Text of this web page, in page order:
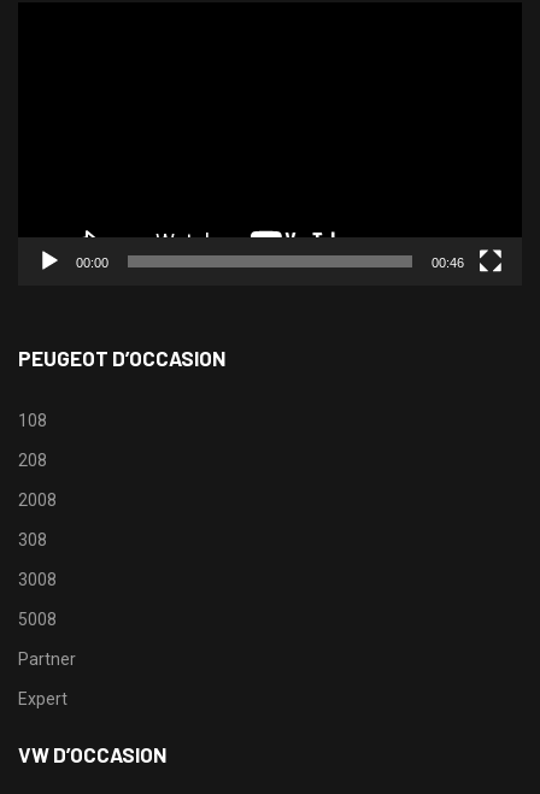
00:00 00:46
PEUGEOT D’OCCASION
108
208
2008
308
3008
5008
Partner
Expert
VW D’OCCASION